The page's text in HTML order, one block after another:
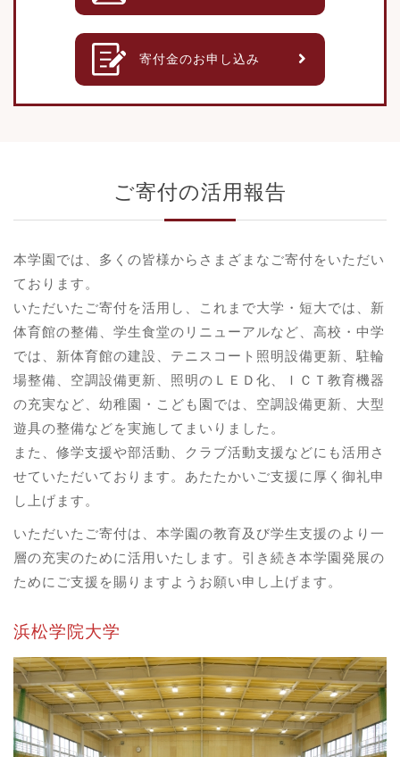
寄付金のお申し込み
ご寄付の活用報告
本学園では、多くの皆様からさまざまなご寄付をいただい
ております。
いただいたご寄付を活用し、これまで大学・短大では、新
体育館の整備、学生食堂のリニューアルなど、高校・中学
では、新体育館の建設、テニスコート照明設備更新、駐輪
場整備、空調設備更新、照明のＬＥＤ化、ＩＣＴ教育機器
の充実など、幼稚園・こども園では、空調設備更新、大型
遊具の整備などを実施してまいりました。
また、修学支援や部活動、クラブ活動支援などにも活用さ
せていただいております。あたたかいご支援に厚く御礼申
し上げます。
いただいたご寄付は、本学園の教育及び学生支援のより一
層の充実のために活用いたします。引き続き本学園発展の
ためにご支援を賜りますようお願い申し上げます。
浜松学院大学